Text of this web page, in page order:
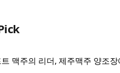
맥주의 리더, 제주맥주 양조